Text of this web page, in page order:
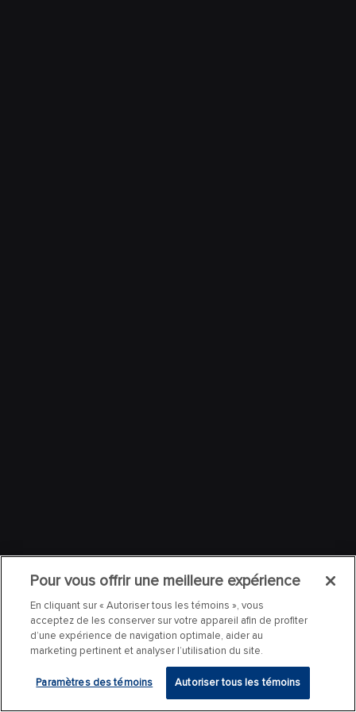
Pour vous offrir une meilleure expérience
En cliquant sur « Autoriser tous les témoins », vous
acceptez de les conserver sur votre appareil afin de profiter
d’une expérience de navigation optimale, aider au
marketing pertinent et analyser l’utilisation du site.
Paramètres des témoins Autoriser tous les témoins